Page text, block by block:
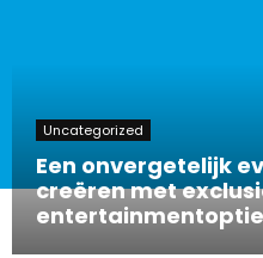
Uncategorized
Een onvergetelijk
creëren met